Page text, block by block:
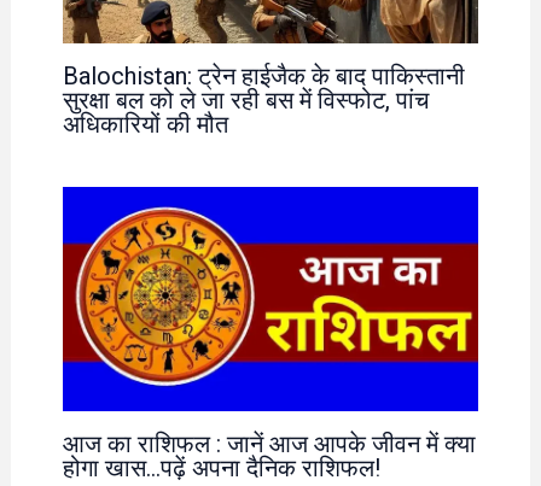
Balochistan: ट्रेन हाईजैक के बाद पाकिस्तानी
सुरक्षा बल को ले जा रही बस में विस्फोट, पांच
अधिकारियों की मौत
आज का राशिफल : जानें आज आपके जीवन में क्या
होगा खास…पढ़ें अपना दैनिक राशिफल!